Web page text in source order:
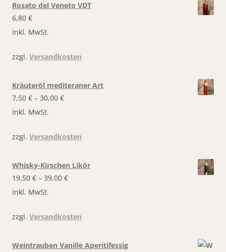
Rosato del Veneto VDT
6,80 €
inkl. MwSt.
zzgl. Versandkosten
Kräuteröl mediteraner Art
7,50 € – 30,00 €
inkl. MwSt.
zzgl. Versandkosten
Whisky-Kirschen Likör
19,50 € – 39,00 €
inkl. MwSt.
zzgl. Versandkosten
Weintrauben Vanille Aperitifessig